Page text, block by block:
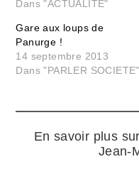
Dans "ACTUALITE"
Gare aux loups de
Panurge !
14 septembre 2013
Dans "PARLER SOCIETE"
En savoir plus
Jean-